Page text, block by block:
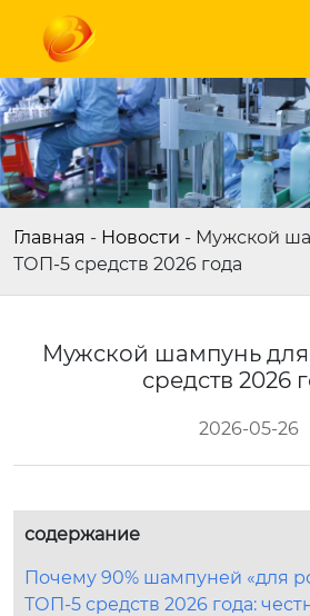
Главная - Новости - Мужской
ТОП-5 средств 2026 года
Мужской шампунь
средств 2026
2026-05-26
содержание
Почему 90% шампуней «для
ТОП-5 средств 2026 года: